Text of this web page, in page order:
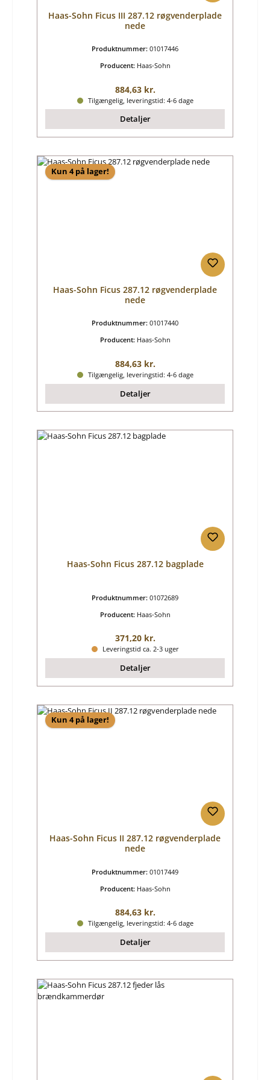
Haas-Sohn Ficus III 287.12 røgvenderplade
nede
Produktnummer: 01017446
Producent: Haas-Sohn
Almindelig pris:
884,63 kr.
Tilgængelig, leveringstid: 4-6 dage
Detaljer
Kun 4 på lager!
Haas-Sohn Ficus 287.12 røgvenderplade
nede
Produktnummer: 01017440
Producent: Haas-Sohn
Almindelig pris:
884,63 kr.
Tilgængelig, leveringstid: 4-6 dage
Detaljer
Haas-Sohn Ficus 287.12 bagplade
Produktnummer: 01072689
Producent: Haas-Sohn
Almindelig pris:
371,20 kr.
Leveringstid ca. 2-3 uger
Detaljer
Kun 4 på lager!
Haas-Sohn Ficus II 287.12 røgvenderplade
nede
Produktnummer: 01017449
Producent: Haas-Sohn
Almindelig pris:
884,63 kr.
Tilgængelig, leveringstid: 4-6 dage
Detaljer